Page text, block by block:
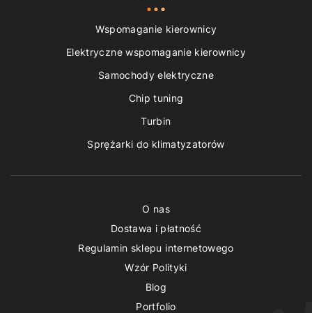
Wspomaganie kierownicy
Elektryczne wspomaganie kierownicy
Samochody elektryczne
Chip tuning
Turbin
Sprężarki do klimatyzatorów
O nas
Dostawa i płatność
Regulamin sklepu internetowego
Wzór Polityki
Blog
Portfolio